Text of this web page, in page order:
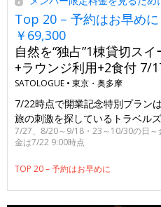
Top 20 – 予約はお早めに
￥69,300
自然を“独占”1棟貸切ス
+ラウンジ利用+2食付 7/
SATOLOGUE • 東京・奥多摩
7/22時点で開業記念特別プラン
旅の刺激を探しているトラベル
7/27、8/20～9/18・23～10/30の日
金は7/22 9:00時点
TOP 20 – 予約はお早めに